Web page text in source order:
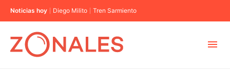
Noticias hoy Diego Milito Tren Sarmiento